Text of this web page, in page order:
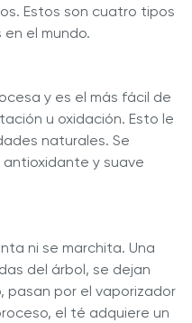
Estos son cuatro tipos
el mundo.
y es el más fácil de
u oxidación. Esto le
naturales. Se
y suave
ni se marchita. Una
del árbol, se dejan
pasan por el vaporizador
el té adquiere un